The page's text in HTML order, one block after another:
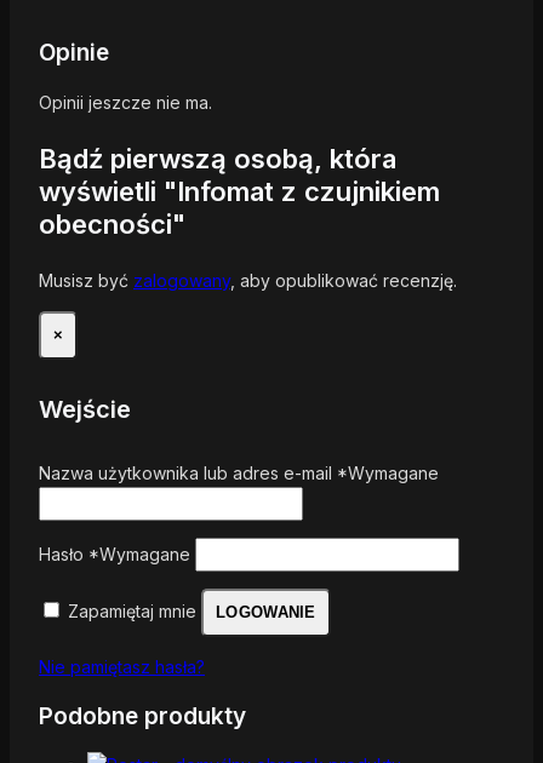
Opinie
Opinii jeszcze nie ma.
Bądź pierwszą osobą, która
wyświetli "Infomat z czujnikiem
obecności"
Musisz być zalogowany, aby opublikować recenzję.
×
Wejście
Nazwa użytkownika lub adres e-mail *Wymagane
Hasło *Wymagane
Zapamiętaj mnie LOGOWANIE
Nie pamiętasz hasła?
Podobne produkty